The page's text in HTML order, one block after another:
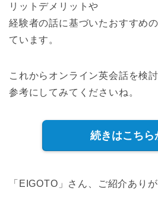
リットデメリットや
経験者の話に基づいたおすすめ
ています。
これからオンライン英会話を検
参考にしてみてくださいね。
続きはこちら
「EIGOTO」さん、ご紹介あり